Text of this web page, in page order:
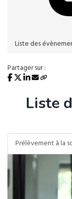
Liste des
Partager sur :
Liste
Prélèvement à la